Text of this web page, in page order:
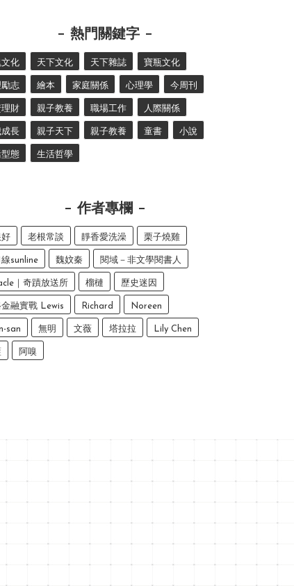
熱門關鍵字
文化 天下文化 天下雜誌 寶瓶文化
志 繪本 家庭關係 心理學 今周刊
財 親子教養 職場工作 人際關係
成長 親子天下 親子教養 童書 小說
態 生活哲學
作者專欄
好 老根常談 靜香愛洗澡 栗子燒雞
sunline 魏妏秦 閱域－非文學閱書人
｜奇蹟放送所 榴槤 歷史迷因
融實戰 Lewis Richard Noreen
san 無明 文薇 塔拉拉 Lily Chen
阿嗅